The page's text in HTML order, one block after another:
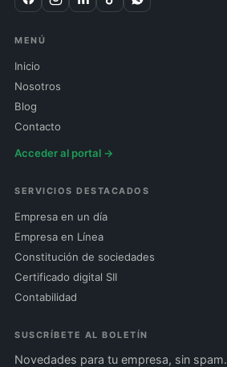
MENÚ
Inicio
Nosotros
Blog
Contacto
Acceder al portal →
SERVICIOS DESTACADOS
Empresa en un día
Empresa en Línea
Constitución de sociedades
Certificado digital SII
Contabilidad
SUSCRÍBETE AL BOLETÍN
Novedades para tu empresa, sin spam.